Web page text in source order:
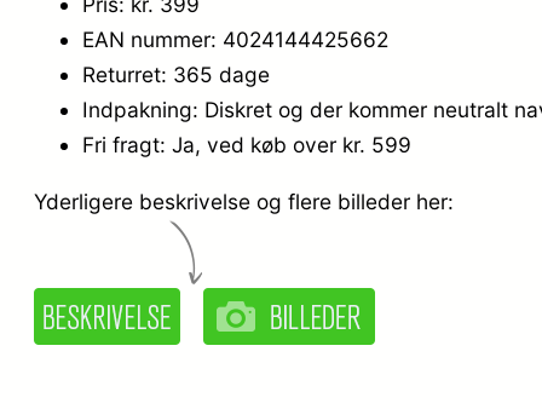
EAN nummer: 4024144425662
Returret: 365 dage
Indpakning: Diskret og der kommer neutralt
Fri fragt: Ja, ved køb over kr. 599
Yderligere beskrivelse og flere billeder her: